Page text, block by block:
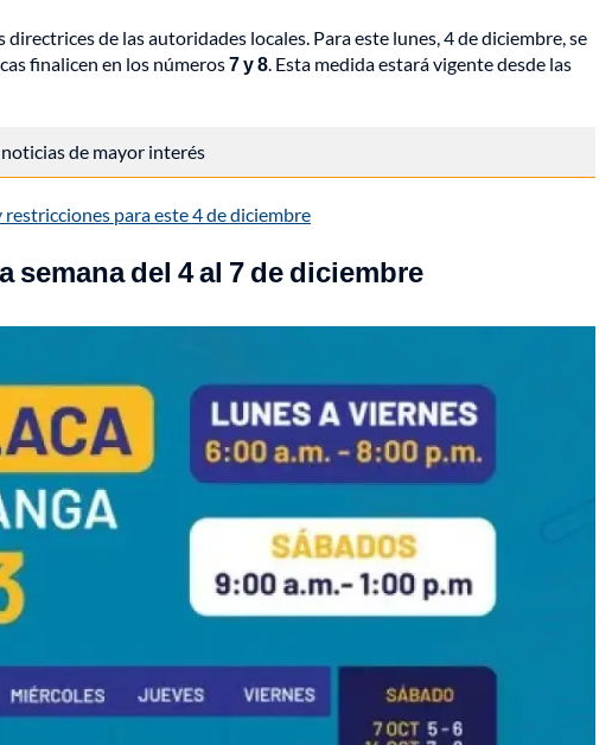
de las autoridades locales. Para este lunes, 4 de diciembre, se
finalicen en los números7 y 8. Esta medida estará vigente desde las
de mayor interés
para este 4 de diciembre
semana del 4 al 7 de diciembre